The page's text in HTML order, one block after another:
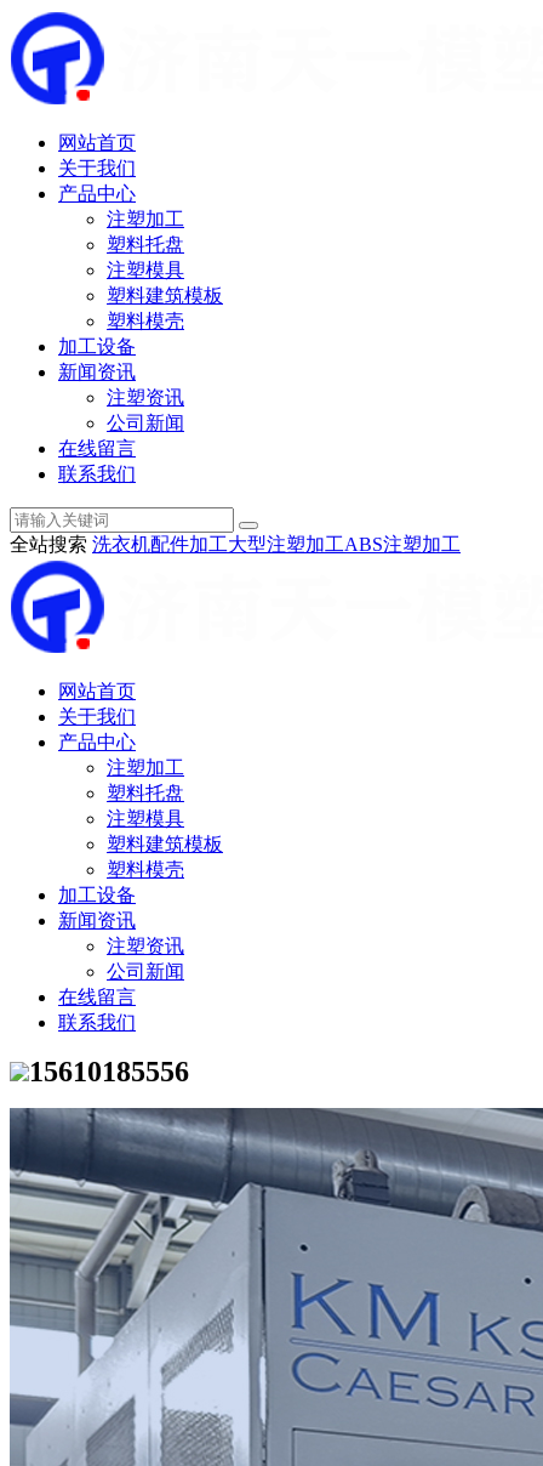
网站首页
关于我们
产品中心
注塑加工
塑料托盘
注塑模具
塑料建筑模板
塑料模壳
加工设备
新闻资讯
注塑资讯
公司新闻
在线留言
联系我们
全站搜索 洗衣机配件加工大型注塑加工ABS注塑加工
网站首页
关于我们
产品中心
注塑加工
塑料托盘
注塑模具
塑料建筑模板
塑料模壳
加工设备
新闻资讯
注塑资讯
公司新闻
在线留言
联系我们
15610185556